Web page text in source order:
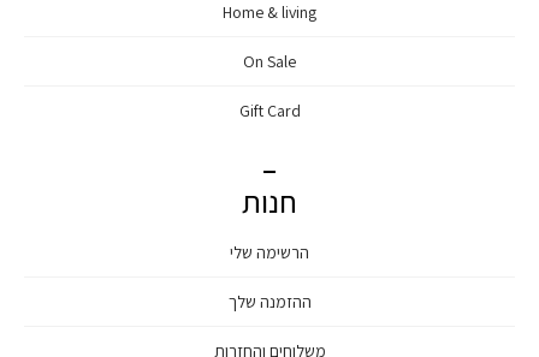
Home & living
On Sale
Gift Card
חנות
הרשימה שלי
ההזמנה שלך
משלוחים והחזרות